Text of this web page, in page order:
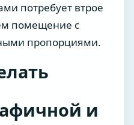
потребует втрое
помещение с
пропорциями.
и